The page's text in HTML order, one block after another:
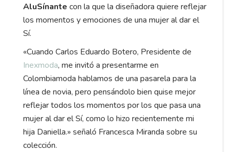
AluSínante con la que la diseñadora quiere reflejar
los momentos y emociones de una mujer al dar el
Sí.
«Cuando Carlos Eduardo Botero, Presidente de
Inexmoda, me invitó a presentarme en
Colombiamoda hablamos de una pasarela para la
línea de novia, pero pensándolo bien quise mejor
reflejar todos los momentos por los que pasa una
mujer al dar el Sí, como lo hizo recientemente mi
hija Daniella.» señaló Francesca Miranda sobre su
colección.